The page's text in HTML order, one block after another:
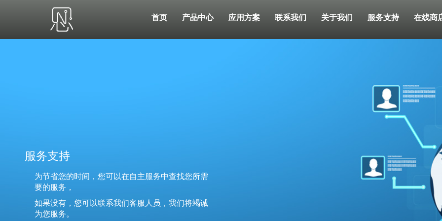
首页 产品中心 应用方案 联系我们 关于我们 服务支持 在线商
服务支持
为节省您的时间，您可以在自主服务中查找您所需
要的服务，
如果没有，您可以联系我们客服人员，我们将竭诚
为您服务。